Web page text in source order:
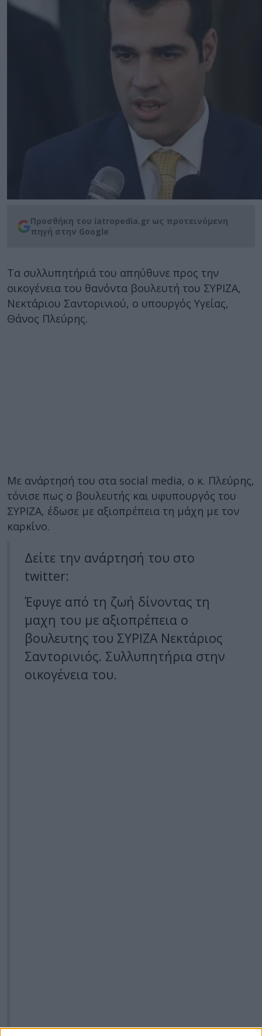
Προσθήκη του iatropedia.gr ως προτεινόμενη
πηγή στην Google
Τα συλλυπητήριά του απηύθυνε προς την
οικογένεια του θανόντα βουλευτή του ΣΥΡΙΖΑ,
Νεκτάριου Σαντορινιού, ο υπουργός Υγείας,
Θάνος Πλεύρης.
Με ανάρτησή του στα social media, ο κ. Πλεύρης,
τόνισε πως ο βουλευτής και υφυπουργός του
ΣΥΡΙΖΑ, έδωσε με αξιοπρέπεια τη μάχη με τον
καρκίνο.
Δείτε την ανάρτησή του στο
twitter:
Έφυγε από τη ζωή δίνοντας τη
μαχη του με αξιοπρέπεια ο
βουλευτης του ΣΥΡΙΖΑ Νεκτάριος
Σαντορινιός. Συλλυπητήρια στην
οικογένεια του.